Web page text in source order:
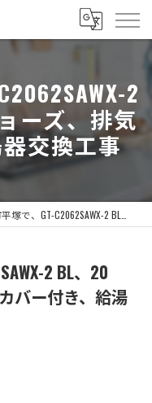
2
ーズ、排気
交換工事
C2062SAWX-2 BL、20号、エコジョーズ、排気カバー付き、給湯器交換工事
2 BL、20
バー付き、給湯